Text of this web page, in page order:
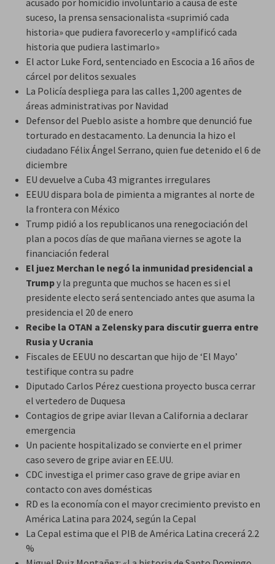
suceso, la prensa sensacionalista «suprimió cada
historia» que pudiera favorecerlo y «amplificó cada
historia que pudiera lastimarlo»
El actor Luke Ford, sentenciado en Escocia a 16 años de
cárcel por delitos sexuales
La Policía despliega para las calles 1,200 agentes de
áreas administrativas por Navidad
Defensor del Pueblo asiste a hombre que denunció fue
torturado en destacamento. La denuncia la hizo el
ciudadano Félix Ángel Serrano, quien fue detenido el 6 de
diciembre
EU devuelve a Cuba 43 migrantes irregulares
EEUU dispara bola de pimienta a migrantes al norte de
la frontera con México
Trump pidió a los republicanos una renegociación del
plan a pocos días de que mañana viernes se agote la
financiación federal
El juez Merchan le negó la inmunidad presidencial a
Trumpy la pregunta que muchos se hacen es si el
presidente electo será sentenciado antes que asuma la
presidencia el 20 de enero
Recibe la OTAN a Zelensky para discutir guerra entre
Rusia y Ucrania
Fiscales de EEUU no descartan que hijo de ‘El Mayo’
testifique contra su padre
Diputado Carlos Pérez cuestiona proyecto busca cerrar
el vertedero de Duquesa
Contagios de gripe aviar llevan a California a declarar
emergencia
Un paciente hospitalizado se convierte en el primer
caso severo de gripe aviar en EE.UU.
CDC investiga el primer caso grave de gripe aviar en
contacto con aves domésticas
RD es la economía con el mayor crecimiento previsto en
América Latina para 2024, según la Cepal
La Cepal estima que el PIB de América Latina crecerá 2.2
%